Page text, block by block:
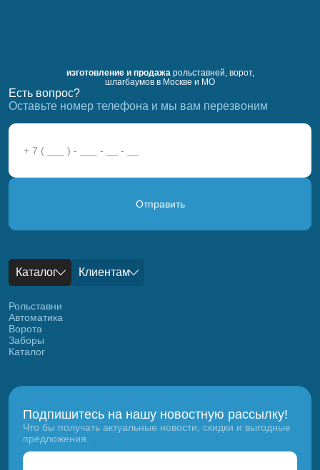
изготовление и продажарольставней, ворот,
шлагбаумов в Москве и МО
Есть вопрос?
Оставьте номер телефона и мы вам перезвоним
Отправить
Каталог Клиентам
Рольставни
Автоматика
Ворота
Заборы
Каталог
Подпишитесь на нашу новостную рассылку!
Что бы получать актуальные новости, скидки и выгодные
предложения.